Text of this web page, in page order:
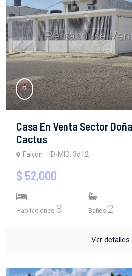
Casa En Venta Sector
Cactus
Falcón ID-MIO: 3d12
$ 52,000
Habitaciones 3 Baños 2
Ver detalles